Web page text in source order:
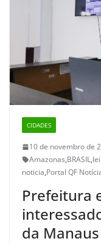
CIDADES
10 de novembro de
Amazonas,BRASIL,
noticia,Portal QF
Prefeitura
da